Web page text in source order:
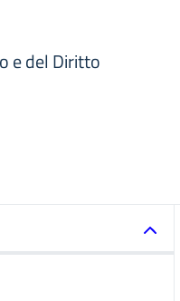
e del Diritto